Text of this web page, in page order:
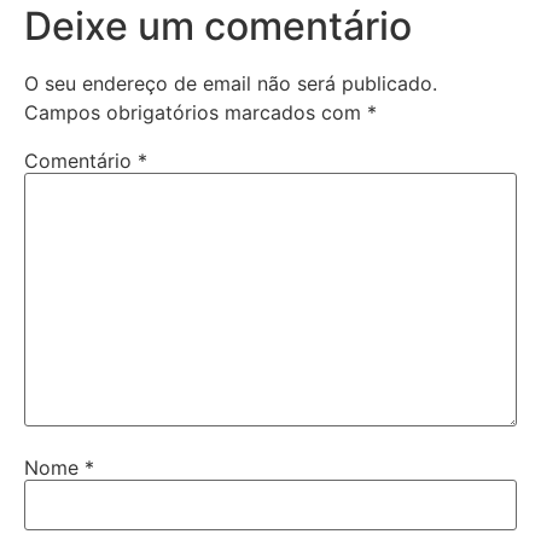
Deixe um comentário
O seu endereço de email não será publicado.
Campos obrigatórios marcados com *
Comentário *
Nome *